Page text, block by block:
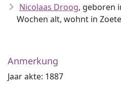
Nicolaas Droog, geboren
Wochen alt, wohnt in
Anmerkung
Jaar akte: 1887